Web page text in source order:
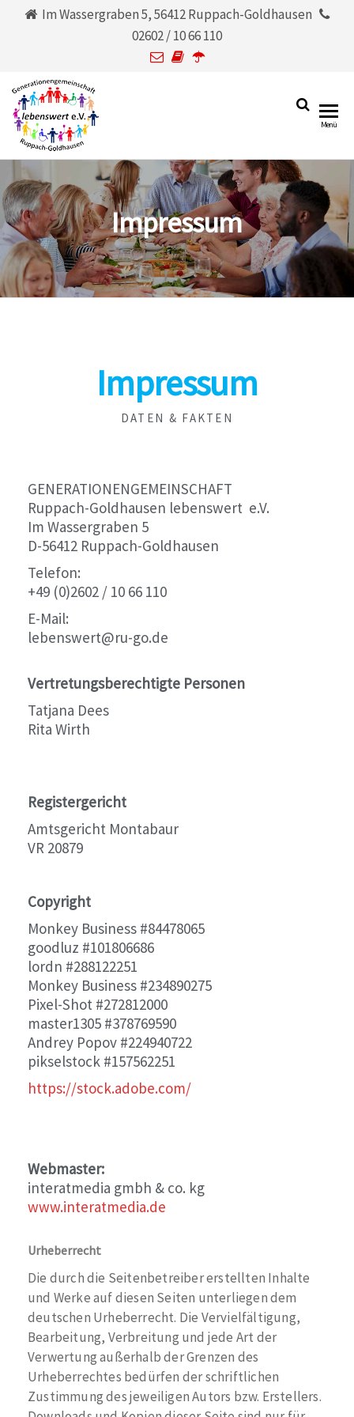
Im Wassergraben 5, 56412 Ruppach-Goldhausen
02602 / 10 66 110
Ruppach-Goldhausen
lebenswert e.V.
Menü
Impressum
Impressum
DATEN & FAKTEN
GENERATIONENGEMEINSCHAFT
Ruppach-Goldhausen lebenswert e.V.
Im Wassergraben 5
D-56412 Ruppach-Goldhausen
Telefon:
+49 (0)2602 / 10 66 110
E-Mail:
lebenswert@ru-go.de
Vertretungsberechtigte Personen
Tatjana Dees
Rita Wirth
Registergericht
Amtsgericht Montabaur
VR 20879
Copyright
Monkey Business #84478065
goodluz #101806686
lordn #288122251
Monkey Business #234890275
Pixel-Shot #272812000
master1305 #378769590
Andrey Popov #224940722
pikselstock #157562251
https://stock.adobe.com/
Webmaster:
interatmedia gmbh & co. kg
www.interatmedia.de
Urheberrecht
Die durch die Seitenbetreiber erstellten Inhalte
und Werke auf diesen Seiten unterliegen dem
deutschen Urheberrecht. Die Vervielfältigung,
Bearbeitung, Verbreitung und jede Art der
Verwertung außerhalb der Grenzen des
Urheberrechtes bedürfen der schriftlichen
Zustimmung des jeweiligen Autors bzw. Erstellers.